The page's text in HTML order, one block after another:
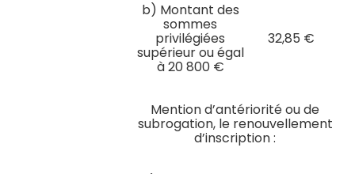
b) Montant des
sommes
privilégiées
supérieur ou égal
à 20 800 €
32,85 €
Mention d’antériorité ou de
subrogation, le renouvellement
d’inscription :